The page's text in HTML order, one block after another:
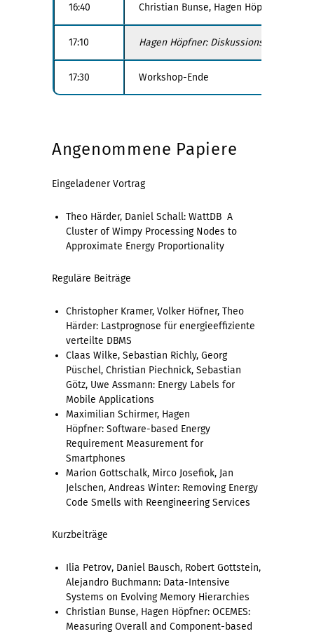
16:40 Christian Bunse, Hagen Höpfner:
17:10 Hagen Höpfner: Diskussionsrunde zu
17:30 Workshop-Ende
Angenommene Papiere
Eingeladener Vortrag
Theo Härder, Daniel Schall: WattDB  A
Cluster of Wimpy Processing Nodes to
Approximate Energy Proportionality
Reguläre Beiträge
Christopher Kramer, Volker Höfner, Theo
Härder: Lastprognose für energieeffiziente
verteilte DBMS
Claas Wilke, Sebastian Richly, Georg
Püschel, Christian Piechnick, Sebastian
Götz, Uwe Assmann: Energy Labels for
Mobile Applications
Maximilian Schirmer, Hagen
Höpfner: Software-based Energy
Requirement Measurement for
Smartphones
Marion Gottschalk, Mirco Josefiok, Jan
Jelschen, Andreas Winter: Removing Energy
Code Smells with Reengineering Services
Kurzbeiträge
Ilia Petrov, Daniel Bausch, Robert Gottstein,
Alejandro Buchmann: Data-Intensive
Systems on Evolving Memory Hierarchies
Christian Bunse, Hagen Höpfner: OCEMES:
Measuring Overall and Component-based